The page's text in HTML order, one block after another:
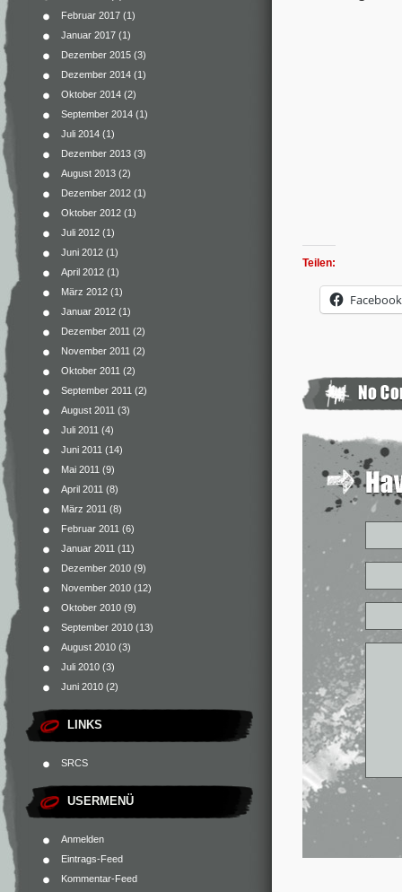
Februar 2017 (1)
Januar 2017 (1)
Dezember 2015 (3)
Dezember 2014 (1)
Oktober 2014 (2)
September 2014 (1)
Juli 2014 (1)
Dezember 2013 (3)
August 2013 (2)
Dezember 2012 (1)
Oktober 2012 (1)
Juli 2012 (1)
Juni 2012 (1)
April 2012 (1)
März 2012 (1)
Januar 2012 (1)
Dezember 2011 (2)
November 2011 (2)
Oktober 2011 (2)
September 2011 (2)
August 2011 (3)
Juli 2011 (4)
Juni 2011 (14)
Mai 2011 (9)
April 2011 (8)
März 2011 (8)
Februar 2011 (6)
Januar 2011 (11)
Dezember 2010 (9)
November 2010 (12)
Oktober 2010 (9)
September 2010 (13)
August 2010 (3)
Juli 2010 (3)
Juni 2010 (2)
LINKS
SRCS
USERMENÜ
Anmelden
Eintrags-Feed
Kommentar-Feed
Teilen:
Facebook